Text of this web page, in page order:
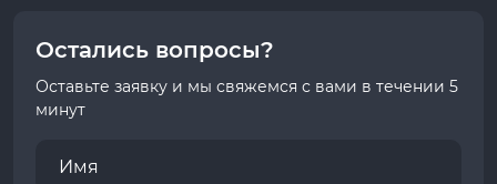
Остались вопросы?
Оставьте заявку и мы свяжемся с вами в течении 5
минут